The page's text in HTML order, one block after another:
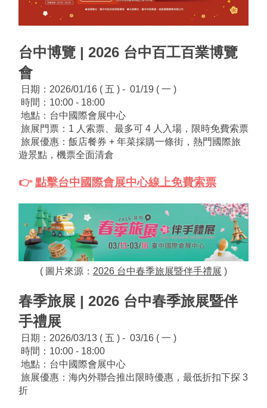
台中博覽 | 2026 台中百工百業博覽
會
日期：2026/01/16 ( 五 ) -  01/19 ( 一 )
時間：10:00 - 18:00
地點：台中國際會展中心
旅展門票：1 人索票、最多可 4 人入場，限時免費索票
遊景點，機票全面清倉
👉 點擊台中國際會展中心線上免費索票
( 圖片來源： 2026 台中春季旅展暨伴手禮展 )
春季旅展 | 2026 台中春季旅展暨伴
手禮展
日期：2026/03/13 ( 五 ) -  03/16 ( 一 )
時間：10:00 - 18:00
地點：台中國際會展中心
折